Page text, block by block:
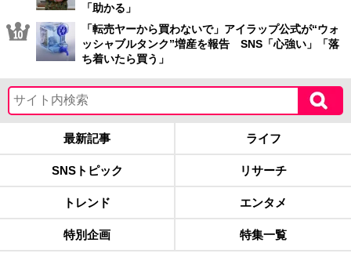
「助かる」
「転売ヤーから買わないで」アイラップ公式が“ウォ
ッシャブルタンク”増産を報告 SNS「心強い」「落
ち着いたら買う」
最新記事 ライフ
SNSトピック リサーチ
トレンド エンタメ
特別企画 特集一覧